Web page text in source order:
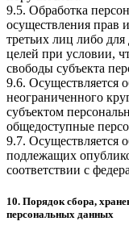
9.5. Обработка
осуществления прав
третьих лиц либо
целей при условии,
свободы субъекта
9.6. Осуществляется
неограниченного
субъектом
общедоступные
9.7. Осуществляется
подлежащих
соответствии с
10. Порядок сбора,
персональных данных